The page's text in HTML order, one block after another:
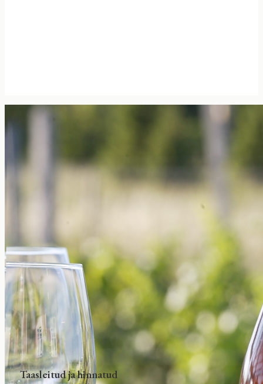
Taasleitud ja hinnatud